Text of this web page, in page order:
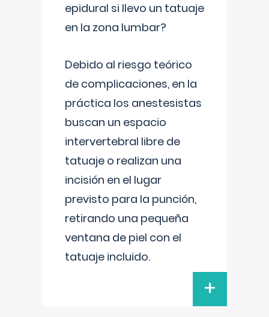
epidural si llevo un tatuaje
en la zona lumbar?
Debido al riesgo teórico
de complicaciones, en la
práctica los anestesistas
buscan un espacio
intervertebral libre de
tatuaje o realizan una
incisión en el lugar
previsto para la punción,
retirando una pequeña
ventana de piel con el
tatuaje incluido.
+